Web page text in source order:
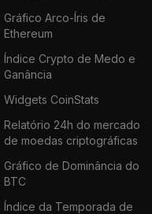
Gráfico Arco-Íris de
Ethereum
Índice Crypto de Medo e
Ganância
Widgets CoinStats
Relatório 24h do mercado
de moedas criptográficas
Gráfico de Dominância do
BTC
Índice da Temporada de